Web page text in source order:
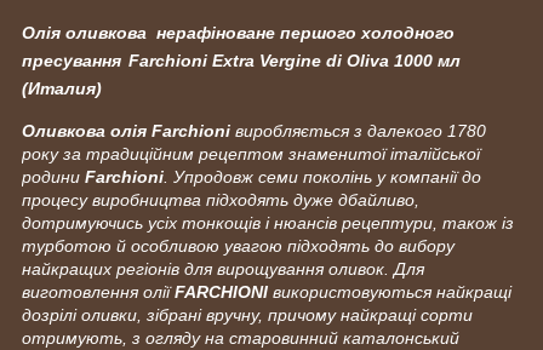
Олія оливкова нерафіноване першого холодного
пресування Farchioni Extra Vergine di Oliva 1000 мл
(Италия)
Оливкова олія Farchioni виробляється з далекого 1780
року за традиційним рецептом знаменитої італійської
родини Farchioni. Упродовж семи поколінь у компанії до
процесу виробництва підходять дуже дбайливо,
дотримуючись усіх тонкощів і нюансів рецептури, також із
турботою й особливою увагою підходять до вибору
найкращих регіонів для вирощування оливок. Для
виготовлення оліїFARCHIONI використовуються найкращі
дозрілі оливки, зібрані вручну, причому найкращі сорти
отримують, з огляду на старовинний каталонський